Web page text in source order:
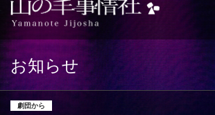
お知らせ
劇団から